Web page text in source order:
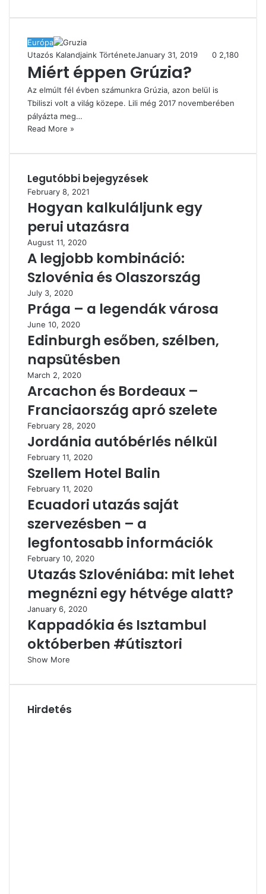
Európa
Utazós Kalandjaink TörténeteJanuary 31, 2019 0 2,180
Miért éppen Grúzia?
Az elmúlt fél évben számunkra Grúzia, azon belül is
Tbiliszi volt a világ közepe. Lili még 2017 novemberében
pályázta meg…
Read More »
Legutóbbi bejegyzések
February 8, 2021
Hogyan kalkuláljunk egy
perui utazásra
August 11, 2020
A legjobb kombináció:
Szlovénia és Olaszország
July 3, 2020
Prága – a legendák városa
June 10, 2020
Edinburgh esőben, szélben,
napsütésben
March 2, 2020
Arcachon és Bordeaux –
Franciaország apró szelete
February 28, 2020
Jordánia autóbérlés nélkül
February 11, 2020
Szellem Hotel Balin
February 11, 2020
Ecuadori utazás saját
szervezésben – a
legfontosabb információk
February 10, 2020
Utazás Szlovéniába: mit lehet
megnézni egy hétvége alatt?
January 6, 2020
Kappadókia és Isztambul
októberben #útisztori
Show More
Hirdetés